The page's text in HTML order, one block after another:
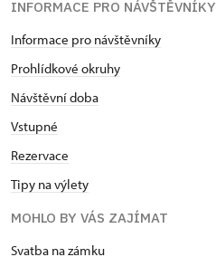
INFORMACE PRO NÁVŠTĚVNÍKY
Informace pro návštěvníky
Prohlídkové okruhy
Návštěvní doba
Vstupné
Rezervace
Tipy na výlety
MOHLO BY VÁS ZAJÍMAT
Svatba na zámku